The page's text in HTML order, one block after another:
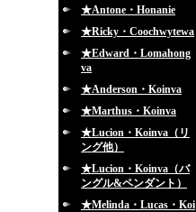
★Antone・Honanie
★Ricky・Coochwytewa
★Edward・Lomahong
va
★Anderson・Koinva
★Marthus・Koinva
★Lucion・Koinva（リ
ング他）
★Lucion・Koinva（バ
ングル&ペンダント）
★Melinda・Lucas・Koi